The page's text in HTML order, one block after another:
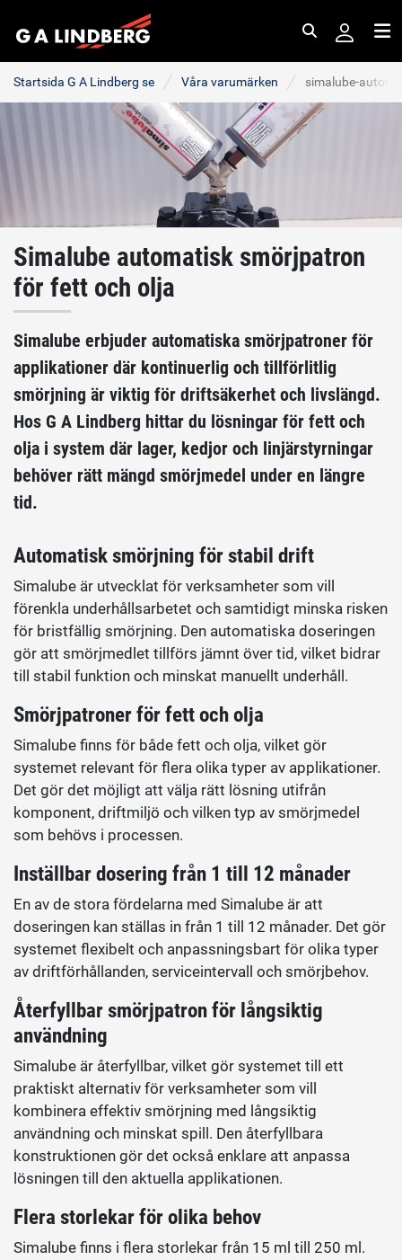
Startsida G A Lindberg se Våra varumärken simalube-
Simalube automatisk smörjpatron
för fett och olja
Simalube erbjuder automatiska smörjpatroner för
applikationer där kontinuerlig och tillförlitlig
smörjning är viktig för driftsäkerhet och livslängd.
Hos G A Lindberg hittar du lösningar för fett och
olja i system där lager, kedjor och linjärstyrningar
behöver rätt mängd smörjmedel under en längre
tid.
Automatisk smörjning för stabil drift
Simalube är utvecklat för verksamheter som vill
förenkla underhållsarbetet och samtidigt minska risken
för bristfällig smörjning. Den automatiska doseringen
gör att smörjmedlet tillförs jämnt över tid, vilket bidrar
till stabil funktion och minskat manuellt underhåll.
Smörjpatroner för fett och olja
Simalube finns för både fett och olja, vilket gör
systemet relevant för flera olika typer av applikationer.
Det gör det möjligt att välja rätt lösning utifrån
komponent, driftmiljö och vilken typ av smörjmedel
som behövs i processen.
Inställbar dosering från 1 till 12 månader
En av de stora fördelarna med Simalube är att
doseringen kan ställas in från 1 till 12 månader. Det gör
systemet flexibelt och anpassningsbart för olika typer
av driftförhållanden, serviceintervall och smörjbehov.
Återfyllbar smörjpatron för långsiktig
användning
Simalube är återfyllbar, vilket gör systemet till ett
praktiskt alternativ för verksamheter som vill
kombinera effektiv smörjning med långsiktig
användning och minskat spill. Den återfyllbara
konstruktionen gör det också enklare att anpassa
lösningen till den aktuella applikationen.
Flera storlekar för olika behov
Simalube finns i flera storlekar från 15 ml till 250 ml.